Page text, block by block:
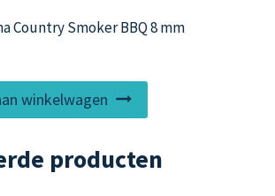
Country Smoker BBQ 8 mm
winkelwagen
producten